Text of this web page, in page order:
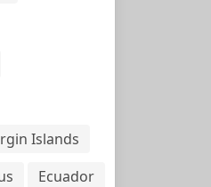
Islands
Ecuador